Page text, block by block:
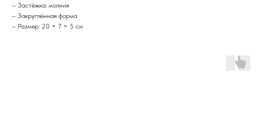
– Застёжка: молния
– Закруглённая форма
– Размер: 20 × 7 × 5 см